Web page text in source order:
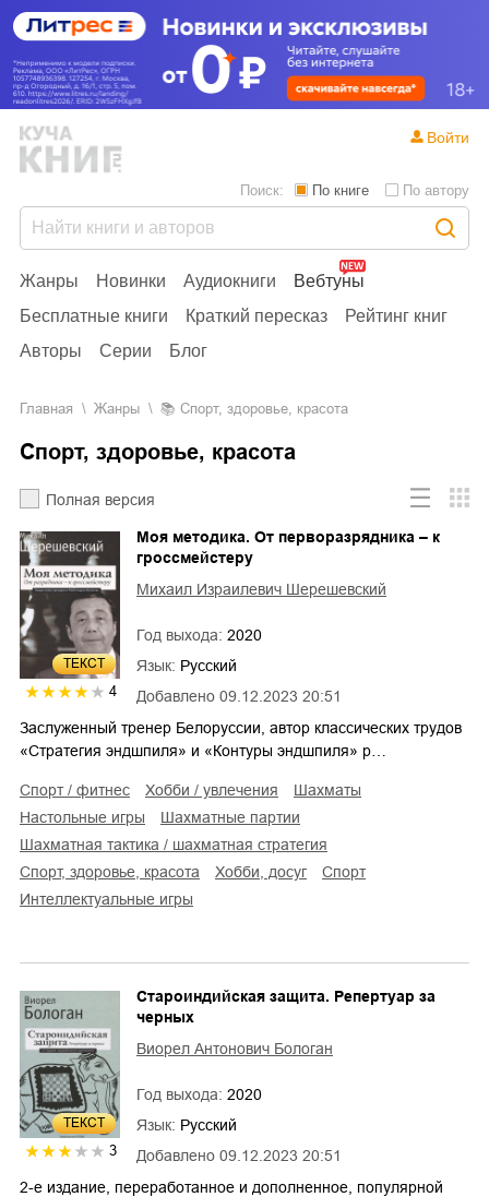
Жанры Новинки Аудиокниги
Вебтуны
Бесплатные книги
Краткий пересказ
Рейтинг книг
Авторы
Серии Блог
Поиск: По книге По автору
Войти
Главная Жанры Спорт, здоровье, красота
Спорт, здоровье, красота
Полная версия
ТЕКСТ
4 Добавлено 09.12.2023 20:51
Моя методика. От перворазрядника – к
гроссмейстеру
Михаил Израилевич Шерешевский
Год выхода: 2020
Язык: Русский
Заслуженный тренер Белоруссии, автор классических трудов
«Стратегия эндшпиля» и «Контуры эндшпиля» р…
спорт / фитнес хобби / увлечения
шахматы
настольные игры
шахматные партии
шахматная тактика / шахматная стратегия
спорт, здоровье, красота
хобби, досуг
спорт
интеллектуальные игры
ТЕКСТ
3 Добавлено 09.12.2023 20:51
Староиндийская защита. Репертуар за
черных
Виорел Антонович Бологан
Год выхода: 2020
Язык: Русский
2-е издание, переработанное и дополненное, популярной